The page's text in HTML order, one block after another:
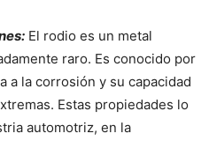
El rodio es un metal
raro. Es conocido por
a la corrosión y su capacidad
Estas propiedades lo
automotriz, en la